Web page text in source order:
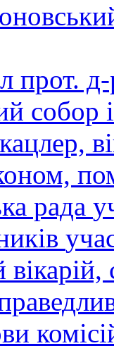
прот.
собор
кацлер,
рада